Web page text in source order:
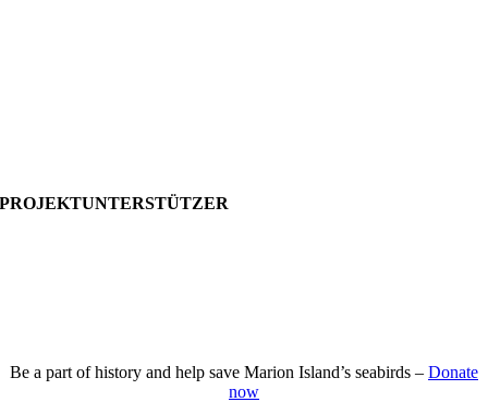
PROJEKTUNTERSTÜTZER
Be a part of history and help save Marion Island’s seabirds – Donate
now